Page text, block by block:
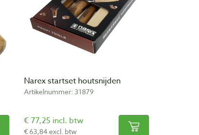
Narex startset houtsnijden
Artikelnummer: 31879
€ 77,25 incl. btw
€ 63,84 excl. btw